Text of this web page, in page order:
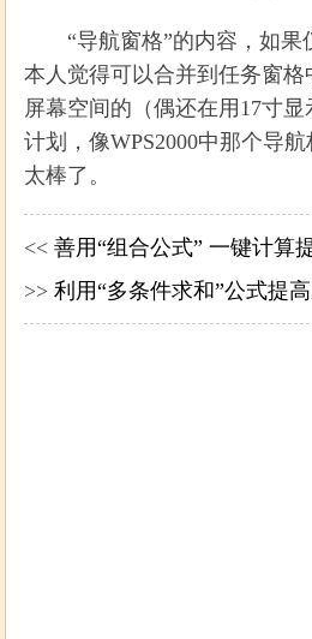
“导航窗格”的内容，如果
本人觉得可以合并到任务窗
屏幕空间的（偶还在用17寸
计划，像WPS2000中那个导
太棒了。
<<善用“组合公式” 一键计算
>>利用“多条件求和”公式提